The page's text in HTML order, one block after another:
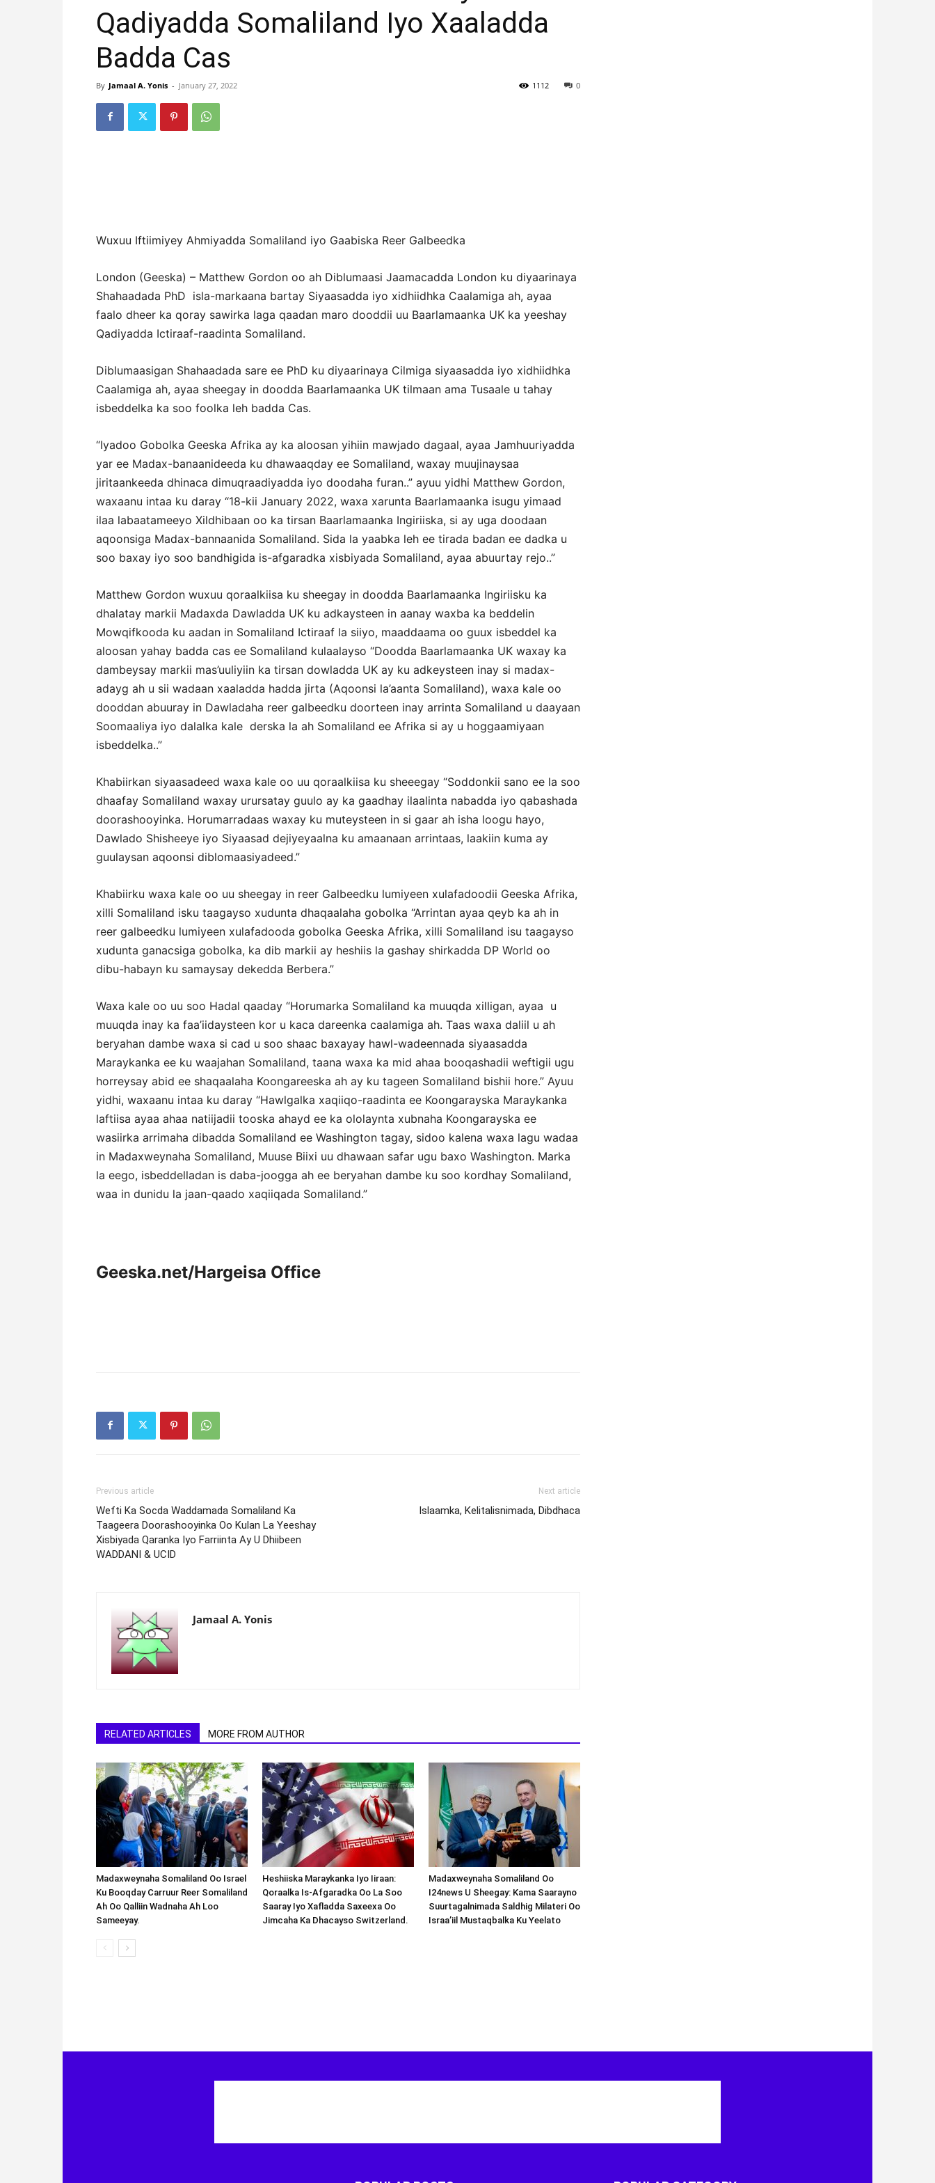
Newspaper
Qadiyadda Somaliland Iyo Xaaladda
Badda Cas
By Jamaal A. Yonis - January 27, 2022 0
1112
Wuxuu Iftiimiyey Ahmiyadda Somaliland iyo Gaabiska Reer Galbeedka
London (Geeska) – Matthew Gordon oo ah Diblumaasi Jaamacadda London ku diyaarinaya
Shahaadada PhD isla-markaana bartay Siyaasadda iyo xidhiidhka Caalamiga ah, ayaa
faalo dheer ka qoray sawirka laga qaadan maro dooddii uu Baarlamaanka UK ka yeeshay
Qadiyadda Ictiraaf-raadinta Somaliland.
Diblumaasigan Shahaadada sare ee PhD ku diyaarinaya Cilmiga siyaasadda iyo xidhiidhka
Caalamiga ah, ayaa sheegay in doodda Baarlamaanka UK tilmaan ama Tusaale u tahay
isbeddelka ka soo foolka leh badda Cas.
“Iyadoo Gobolka Geeska Afrika ay ka aloosan yihiin mawjado dagaal, ayaa Jamhuuriyadda
yar ee Madax-banaanideeda ku dhawaaqday ee Somaliland, waxay muujinaysaa
jiritaankeeda dhinaca dimuqraadiyadda iyo doodaha furan..” ayuu yidhi Matthew Gordon,
waxaanu intaa ku daray “18-kii January 2022, waxa xarunta Baarlamaanka isugu yimaad
ilaa labaatameeyo Xildhibaan oo ka tirsan Baarlamaanka Ingiriiska, si ay uga doodaan
aqoonsiga Madax-bannaanida Somaliland. Sida la yaabka leh ee tirada badan ee dadka u
soo baxay iyo soo bandhigida is-afgaradka xisbiyada Somaliland, ayaa abuurtay rejo..”
Matthew Gordon wuxuu qoraalkiisa ku sheegay in doodda Baarlamaanka Ingiriisku ka
dhalatay markii Madaxda Dawladda UK ku adkaysteen in aanay waxba ka beddelin
Mowqifkooda ku aadan in Somaliland Ictiraaf la siiyo, maaddaama oo guux isbeddel ka
aloosan yahay badda cas ee Somaliland kulaalayso “Doodda Baarlamaanka UK waxay ka
dambeysay markii mas’uuliyiin ka tirsan dowladda UK ay ku adkeysteen inay si madax-
adayg ah u sii wadaan xaaladda hadda jirta (Aqoonsi la’aanta Somaliland), waxa kale oo
dooddan abuuray in Dawladaha reer galbeedku doorteen inay arrinta Somaliland u daayaan
Soomaaliya iyo dalalka kale derska la ah Somaliland ee Afrika si ay u hoggaamiyaan
isbeddelka..”
Khabiirkan siyaasadeed waxa kale oo uu qoraalkiisa ku sheeegay “Soddonkii sano ee la soo
dhaafay Somaliland waxay urursatay guulo ay ka gaadhay ilaalinta nabadda iyo qabashada
doorashooyinka. Horumarradaas waxay ku muteysteen in si gaar ah isha loogu hayo,
Dawlado Shisheeye iyo Siyaasad dejiyeyaalna ku amaanaan arrintaas, laakiin kuma ay
guulaysan aqoonsi diblomaasiyadeed.”
Khabiirku waxa kale oo uu sheegay in reer Galbeedku lumiyeen xulafadoodii Geeska Afrika,
xilli Somaliland isku taagayso xudunta dhaqaalaha gobolka “Arrintan ayaa qeyb ka ah in
reer galbeedku lumiyeen xulafadooda gobolka Geeska Afrika, xilli Somaliland isu taagayso
xudunta ganacsiga gobolka, ka dib markii ay heshiis la gashay shirkadda DP World oo
dibu-habayn ku samaysay dekedda Berbera.”
Waxa kale oo uu soo Hadal qaaday “Horumarka Somaliland ka muuqda xilligan, ayaa u
muuqda inay ka faa’iidaysteen kor u kaca dareenka caalamiga ah. Taas waxa daliil u ah
beryahan dambe waxa si cad u soo shaac baxayay hawl-wadeennada siyaasadda
Maraykanka ee ku waajahan Somaliland, taana waxa ka mid ahaa booqashadii weftigii ugu
horreysay abid ee shaqaalaha Koongareeska ah ay ku tageen Somaliland bishii hore.” Ayuu
yidhi, waxaanu intaa ku daray “Hawlgalka xaqiiqo-raadinta ee Koongarayska Maraykanka
laftiisa ayaa ahaa natiijadii tooska ahayd ee ka ololaynta xubnaha Koongarayska ee
wasiirka arrimaha dibadda Somaliland ee Washington tagay, sidoo kalena waxa lagu wadaa
in Madaxweynaha Somaliland, Muuse Biixi uu dhawaan safar ugu baxo Washington. Marka
la eego, isbeddelladan is daba-joogga ah ee beryahan dambe ku soo kordhay Somaliland,
waa in dunidu la jaan-qaado xaqiiqada Somaliland.”
Geeska.net/Hargeisa Office
Previous article
Wefti Ka Socda Waddamada Somaliland Ka
Taageera Doorashooyinka Oo Kulan La Yeeshay
Xisbiyada Qaranka Iyo Farriinta Ay U Dhiibeen
WADDANI & UCID
Next article
Islaamka, Kelitalisnimada, Dibdhaca
Jamaal A. Yonis
RELATED ARTICLES MORE FROM AUTHOR
Madaxweynaha Somaliland Oo Israel
Ku Booqday Carruur Reer Somaliland
Ah Oo Qalliin Wadnaha Ah Loo
Sameeyay.
Heshiiska Maraykanka Iyo Iiraan:
Qoraalka Is-Afgaradka Oo La Soo
Saaray Iyo Xafladda Saxeexa Oo
Jimcaha Ka Dhacayso Switzerland.
Madaxweynaha Somaliland Oo
I24news U Sheegay: Kama Saarayno
Suurtagalnimada Saldhig Milateri Oo
Israa’iil Mustaqbalka Ku Yeelato